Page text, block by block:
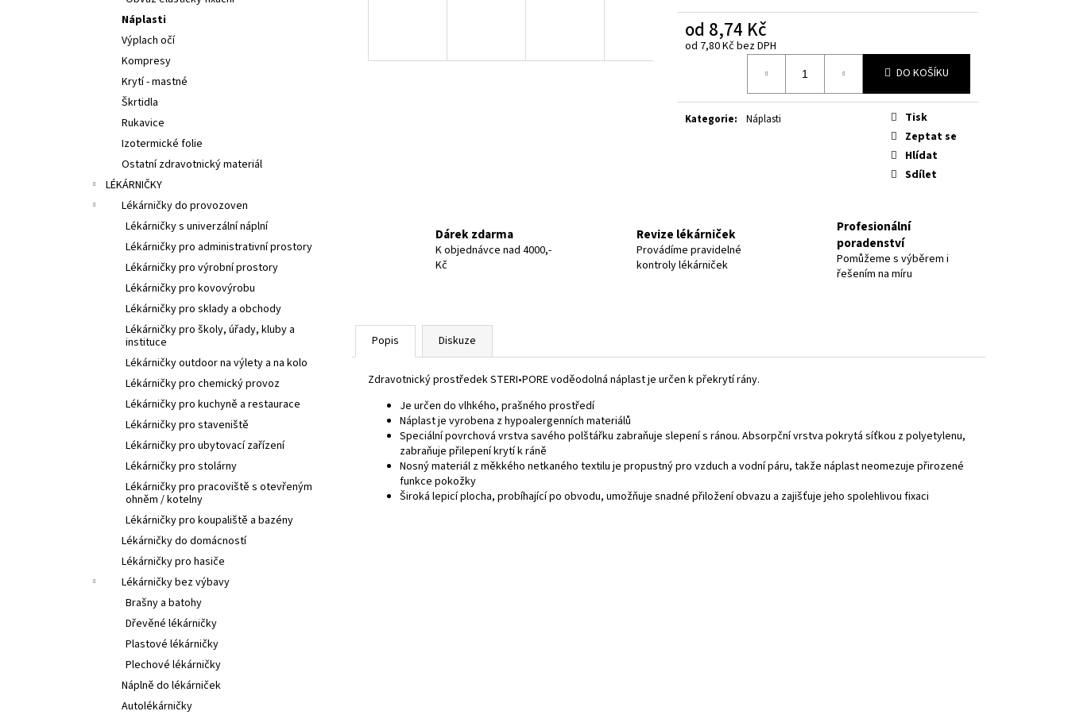
Náplasti
Výplach očí
Kompresy
Krytí - mastné
Škrtidla
Rukavice
Izotermické folie
Ostatní zdravotnický materiál
LÉKÁRNIČKY
Lékárničky do provozoven
Lékárničky s univerzální náplní
Lékárničky pro administrativní prostory
Lékárničky pro výrobní prostory
Lékárničky pro kovovýrobu
Lékárničky pro sklady a obchody
Lékárničky pro školy, úřady, kluby a
instituce
Lékárničky outdoor na výlety a na kolo
Lékárničky pro chemický provoz
Lékárničky pro kuchyně a restaurace
Lékárničky pro staveniště
Lékárničky pro ubytovací zařízení
Lékárničky pro stolárny
Lékárničky pro pracoviště s otevřeným
ohněm / kotelny
Lékárničky pro koupaliště a bazény
Lékárničky do domácností
Lékárničky pro hasiče
Lékárničky bez výbavy
Brašny a batohy
Dřevěné lékárničky
Plastové lékárničky
Plechové lékárničky
Náplně do lékárniček
Autolékárničky
od 8,74 Kč
od 7,80 Kčbez DPH
DO KOŠÍKU
Kategorie: Náplasti
Tisk
Zeptat se
Hlídat
Sdílet
Dárek zdarma
K objednávce nad 4000,-
Kč
Revize lékárniček
Provádíme pravidelné
kontroly lékárniček
Profesionální
poradenství
Pomůžeme s výběrem i
řešením na míru
Popis Diskuze
Zdravotnický prostředek STERI•PORE voděodolná náplast je určen k překrytí rány.
Je určen do vlhkého, prašného prostředí
Náplast je vyrobena z hypoalergenních materiálů
Speciální povrchová vrstva savého polštářku zabraňuje slepení s ránou. Absorpční vrstva pokrytá síťkou z polyetylenu,
zabraňuje přilepení krytí k ráně
Nosný materiál z měkkého netkaného textilu je propustný pro vzduch a vodní páru, takže náplast neomezuje přirozené
funkce pokožky
Široká lepicí plocha, probíhající po obvodu, umožňuje snadné přiložení obvazu a zajišťuje jeho spolehlivou fixaci